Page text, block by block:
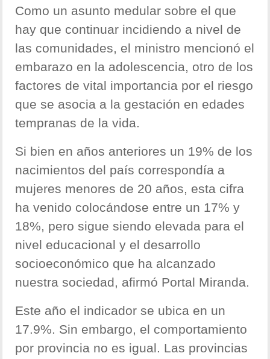
Como un asunto medular sobre el que
hay que continuar incidiendo a nivel de
las comunidades, el ministro mencionó el
embarazo en la adolescencia, otro de los
factores de vital importancia por el riesgo
que se asocia a la gestación en edades
tempranas de la vida.
Si bien en años anteriores un 19% de los
nacimientos del país correspondía a
mujeres menores de 20 años, esta cifra
ha venido colocándose entre un 17% y
18%, pero sigue siendo elevada para el
nivel educacional y el desarrollo
socioeconómico que ha alcanzado
nuestra sociedad, afirmó Portal Miranda.
Este año el indicador se ubica en un
17.9%. Sin embargo, el comportamiento
por provincia no es igual. Las provincias